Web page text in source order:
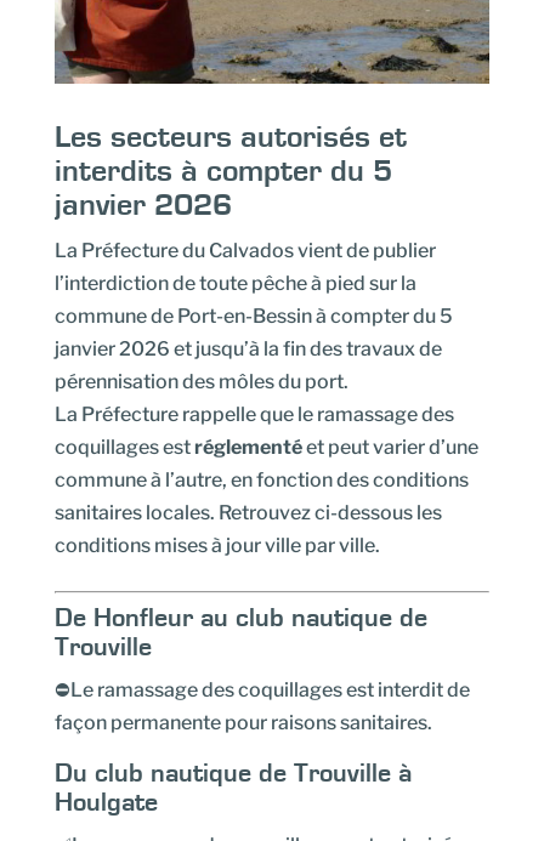
Les secteurs autorisés et
interdits à compter du 5
janvier 2026
La Préfecture du Calvados vient de publier
l’interdiction de toute pêche à pied sur la
commune de Port-en-Bessin à compter du 5
janvier 2026 et jusqu’à la fin des travaux de
pérennisation des môles du port.
La Préfecture rappelle que le ramassage des
coquillages estréglementéet peut varier d’une
commune à l’autre, en fonction des conditions
sanitaires locales. Retrouvez ci-dessous les
conditions mises à jour ville par ville.
De Honfleur au club nautique de
Trouville
⛔Le ramassage des coquillages est interdit de
façon permanente pour raisons sanitaires.
Du club nautique de Trouville à
Houlgate